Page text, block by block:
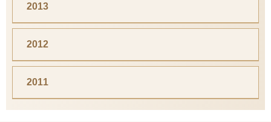
2013
2012
2011